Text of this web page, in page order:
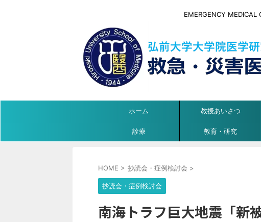
EMERGENCY
ホーム 教授あいさつ
診療 教育・研究
HOME > 抄読会・症例検討会 >
抄読会・症例検討会
南海トラフ巨大地震「新